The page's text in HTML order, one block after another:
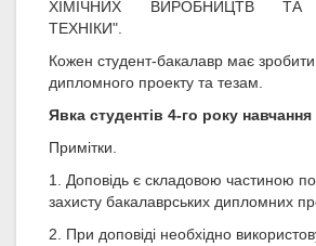
ХІМІЧНИХ ВИРОБНИЦТВ ТА
ТЕХНІКИ".
Кожен студент-бакалавр має зробити
дипломного проекту та тезам.
Явка студентів 4-го року
Примітки.
1. Доповідь є складовою частиною
захисту бакалаврських дипломних
2. При доповіді необхідно